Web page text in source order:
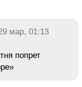
мар, 01:13
попрет